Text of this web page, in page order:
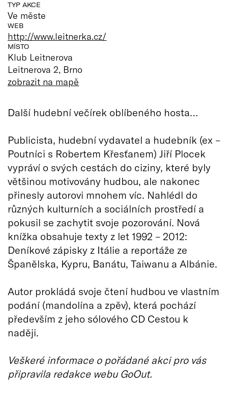
TYP AKCE
Ve měste
WEB
http://www.leitnerka.cz/
MÍSTO
Klub Leitnerova
Leitnerova 2, Brno
zobrazit na mapě
Další hudební večírek oblíbeného hosta…
Publicista, hudební vydavatel a hudebník (ex –
Poutníci s Robertem Křesťanem) Jiří Plocek
vypráví o svých cestách do ciziny, které byly
většinou motivovány hudbou, ale nakonec
přinesly autorovi mnohem víc. Nahlédl do
různých kulturních a sociálních prostředí a
pokusil se zachytit svoje pozorování. Nová
knížka obsahuje texty z let 1992 – 2012:
Deníkové zápisky z Itálie a reportáže ze
Španělska, Kypru, Banátu, Taiwanu a Albánie.
Autor prokládá svoje čtení hudbou ve vlastním
podání (mandolína a zpěv), která pochází
především z jeho sólového CD Cestou k
naději.
Veškeré informace o pořádané akci pro vás
připravila redakce webu GoOut.